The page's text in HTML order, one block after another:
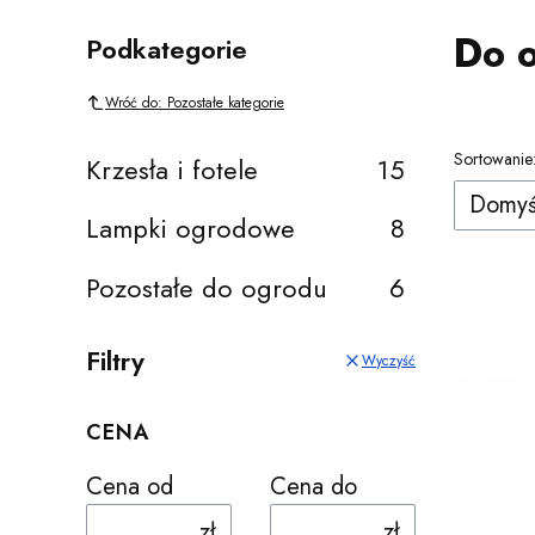
Podkategorie
Wróć do: Pozostałe kategorie
Krzesła i fotele
15
Lampki ogrodowe
8
Pozostałe do ogrodu
6
Filtry
Wyczyść
CENA
Cena od
Cena do
Do
Lista
Sortowanie: